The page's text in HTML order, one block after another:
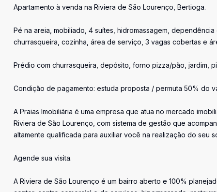
Apartamento à venda na Riviera de São Lourenço, Bertioga.
Pé na areia, mobiliado, 4 suítes, hidromassagem,
churrasqueira, cozinha, área de serviço, 3 vagas cobertas e
Prédio com churrasqueira, depósito, forno pizza/pão, jardim,
Condição de pagamento: estuda proposta / permuta 50% do
A Praias Imobiliária é uma empresa que atua no mercado
Riviera de São Lourenço, com sistema de gestão que
altamente qualificada para auxiliar você na realização do seu
Agende sua visita.
A Riviera de São Lourenço é um bairro aberto e 100%